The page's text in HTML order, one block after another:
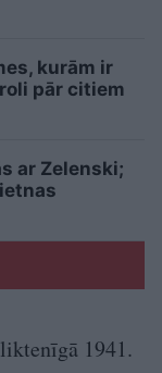
kurām ir
pār citiem
ar Zelenski;
1941.